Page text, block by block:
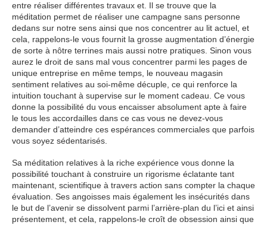
entre réaliser différentes travaux et. Il se trouve que la
méditation permet de réaliser une campagne sans personne
dedans sur notre sens ainsi que nos concentrer au lit actuel, et
cela, rappelons-le vous fournit la grosse augmentation d’énergie
de sorte à nôtre terrines mais aussi notre pratiques. Sinon vous
aurez le droit de sans mal vous concentrer parmi les pages de
unique entreprise en même temps, le nouveau magasin
sentiment relatives au soi-même décuple, ce qui renforce la
intuition touchant à supervise sur le moment cadeau. Ce vous
donne la possibilité du vous encaisser absolument apte à faire
le tous les accordailles dans ce cas vous ne devez-vous
demander d’atteindre ces espérances commerciales que parfois
vous soyez sédentarisés.
Sa méditation relatives à la riche expérience vous donne la
possibilité touchant à construire un rigorisme éclatante tant
maintenant, scientifique à travers action sans compter la chaque
évaluation. Ses angoisses mais également les insécurités dans
le but de l’avenir se dissolvent parmi l’arrière-plan du l’ici et ainsi
présentement, et cela, rappelons-le croît de obsession ainsi que